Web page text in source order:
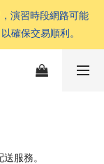
演習時段網路可能
確保交易順利。
服務。